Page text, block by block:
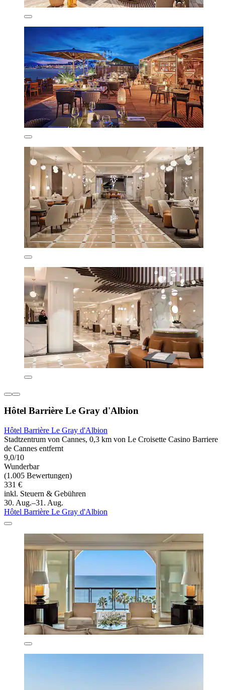
Hôtel Barrière Le Gray d'Albion
Hôtel Barrière Le Gray d'Albion
Stadtzentrum von Cannes, 0,3 km von Le Croisette Casino Barriere
de Cannes entfernt
9,0/10
Wunderbar
(1.005 Bewertungen)
331 €
inkl. Steuern & Gebühren
30. Aug.–31. Aug.
Hôtel Barrière Le Gray d'Albion